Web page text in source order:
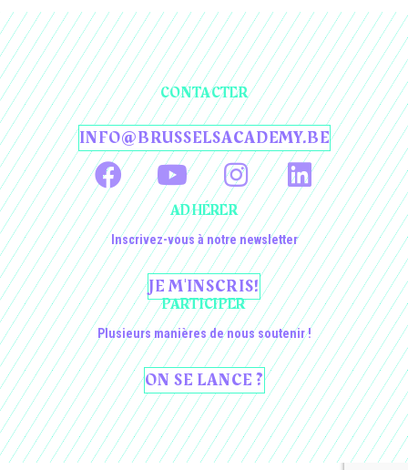
CONTACTER
INFO@BRUSSELSACADEMY.BE
ADHÉRER
Inscrivez-vous à notre newsletter
JE M'INSCRIS!
PARTICIPER
Plusieurs manières de nous soutenir !
ON SE LANCE ?